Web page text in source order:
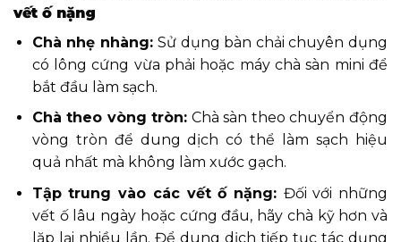
vết ố nặng
Chà nhẹ nhàng:Sử dụng bàn chải chuyên dụng
có lông cứng vừa phải hoặc máy chà sàn mini để
bắt đầu làm sạch.
Chà theo vòng tròn: Chà sàn theo chuyển động
vòng tròn để dung dịch có thể làm sạch hiệu
quả nhất mà không làm xước gạch.
Tập trung vào các vết ố nặng: Đối với những
vết ố lâu ngày hoặc cứng đầu, hãy chà kỹ hơn và
lặp lại nhiều lần. Để dung dịch tiếp tục tác dụng